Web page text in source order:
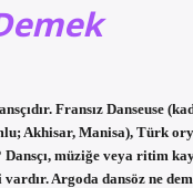
Fransız Danseuse
Akhisar, Manisa), Türk
müziğe veya ritim
Argoda dansöz ne